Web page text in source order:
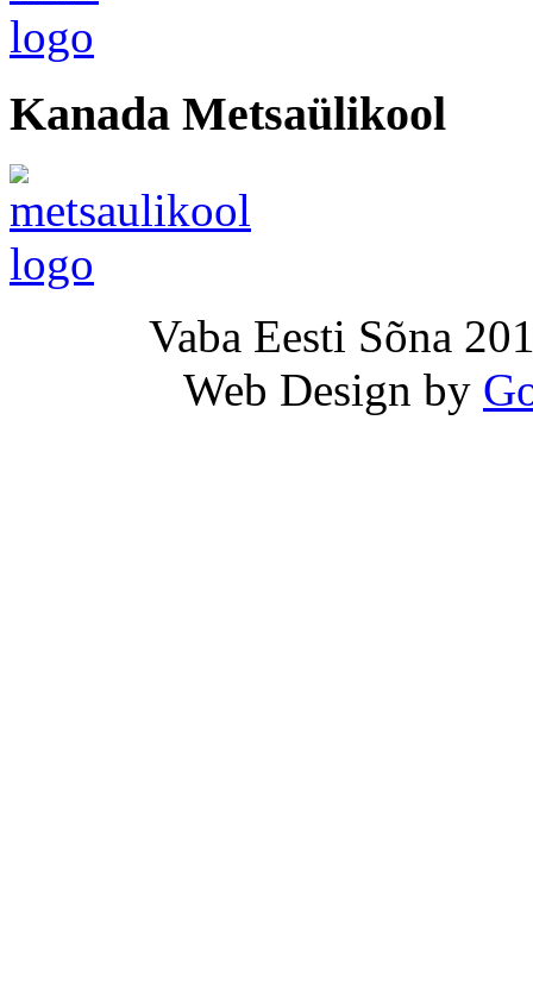
Kanada Metsaülikool
Vaba Eesti Sõna
Web Design by